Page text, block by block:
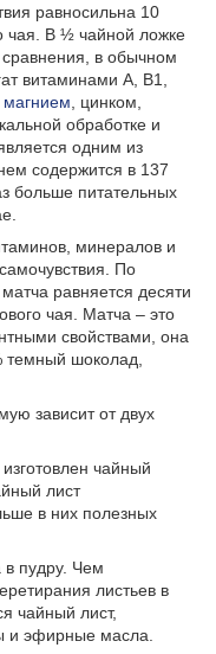
равносильна 10
чая. В ½ чайной ложке
в обычном
витаминами А, B1,
магнием , цинком,
обработке и
одним из
содержится в 137
больше питательных
минералов и
По
равняется десяти
чая. Матча – это
свойствами, она
темный шоколад,
зависит от двух
чайный
лист
в них полезных
в пудру. Чем
листьев в
чайный лист,
и эфирные масла.